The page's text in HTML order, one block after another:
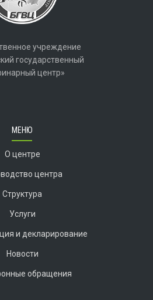
учреждение
государственный
центр»
МЕНЮ
О центре
центра
Структура
Услуги
и декларирование
Новости
обращения